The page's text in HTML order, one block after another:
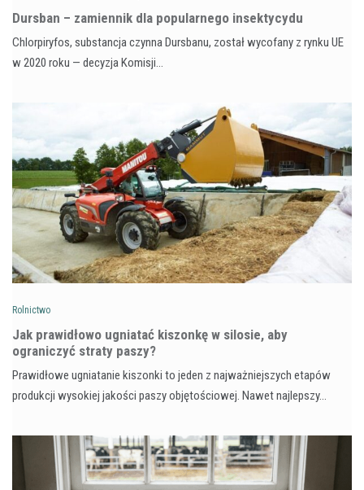
Dursban – zamiennik dla popularnego insektycydu
Chlorpiryfos, substancja czynna Dursbanu, został wycofany z rynku UE
w 2020 roku — decyzja Komisji…
Rolnictwo
Jak prawidłowo ugniatać kiszonkę w silosie, aby
ograniczyć straty paszy?
Prawidłowe ugniatanie kiszonki to jeden z najważniejszych etapów
produkcji wysokiej jakości paszy objętościowej. Nawet najlepszy…